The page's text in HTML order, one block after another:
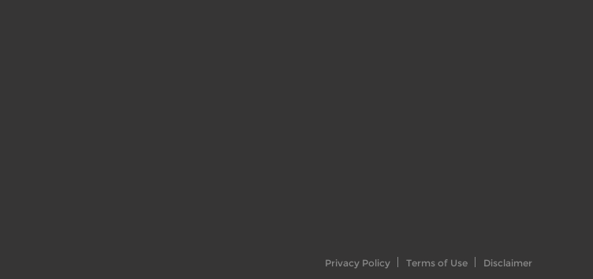
Privacy Policy Terms of Use Disclaimer